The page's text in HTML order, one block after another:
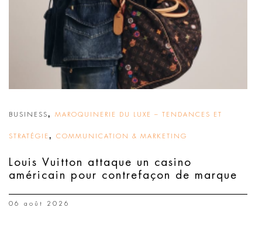
BUSINESS, MAROQUINERIE DU LUXE – TENDANCES ET
STRATÉGIE , COMMUNICATION & MARKETING
Louis Vuitton attaque un casino
américain pour contrefaçon de marque
06 août 2026